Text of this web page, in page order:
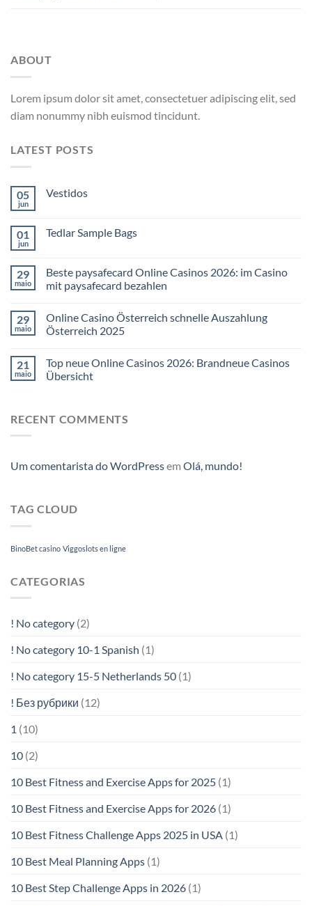
ABOUT
Lorem ipsum dolor sit amet, consectetuer adipiscing elit, sed
diam nonummy nibh euismod tincidunt.
LATEST POSTS
05
jun
Vestidos
01
jun
Tedlar Sample Bags
29
maio
Beste paysafecard Online Casinos 2026: im Casino
mit paysafecard bezahlen
29
maio
Online Casino Österreich schnelle Auszahlung
Österreich 2025
21
maio
Top neue Online Casinos 2026: Brandneue Casinos
Übersicht
RECENT COMMENTS
Um comentarista do WordPressem Olá, mundo!
TAG CLOUD
BinoBet casino Viggoslots en ligne
CATEGORIAS
! No category (2)
! No category 10-1 Spanish (1)
! No category 15-5 Netherlands 50 (1)
! Без рубрики (12)
1 (10)
10 (2)
10 Best Fitness and Exercise Apps for 2025 (1)
10 Best Fitness and Exercise Apps for 2026 (1)
10 Best Fitness Challenge Apps 2025 in USA (1)
10 Best Meal Planning Apps (1)
10 Best Step Challenge Apps in 2026 (1)